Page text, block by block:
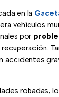
en la
vehículos
por
accidentes
robadas,